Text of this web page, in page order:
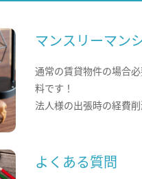
マンスリーマン
通常の賃貸物件の場合
料です！
法人様の出張時の経費削
よくある質問